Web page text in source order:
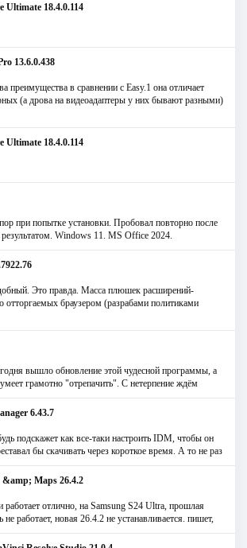
Ultimate 18.4.0.114
13.6.0.438
преимущества в сравнении с Easy.1 она отличает
(а дрова на видеоадаптеры у них бывают разными)
Ultimate 18.4.0.114
при попытке установки. Пробовал повторно после
результатом. Windows 11. MS Offiсe 2024.
Это правда. Масса плюшек расширений-
отторгаемых браузером (разрабами политиками
вышло обновление этой чудесной программы, а
грамотно "отрепачить". С нетерпение ждём
6.43.7
подскажет как все-таки настроить IDM, чтобы он
бы скачивать через короткое время. А то не раз
&amp; Maps 26.4.2
отлично, на Samsung S24 Ultra, прошлая
не работает, новая 26.4.2 не устанавливается. пишет,